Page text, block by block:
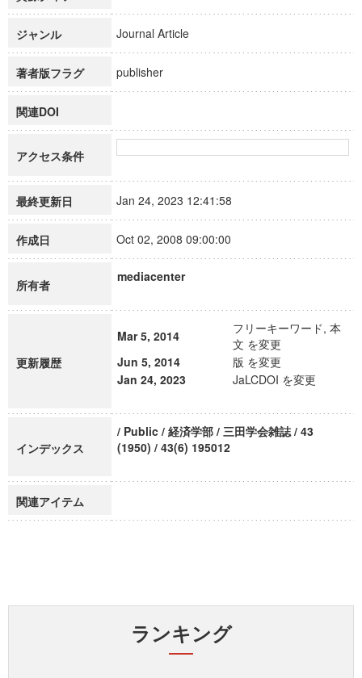
ジャンル Journal Article
著者版フラグ publisher
関連DOI
アクセス条件
最終更新日 Jan 24, 2023 12:41:58
作成日 Oct 02, 2008 09:00:00
所有者
mediacenter
更新履歴
Mar 5, 2014
フリーキーワード, 本
文 を変更
Jun 5, 2014
版 を変更
Jan 24, 2023
JaLCDOI を変更
インデックス
/ Public / 経済学部 / 三田学会雑誌 / 43
(1950) / 43(6) 195012
関連アイテム
ランキング